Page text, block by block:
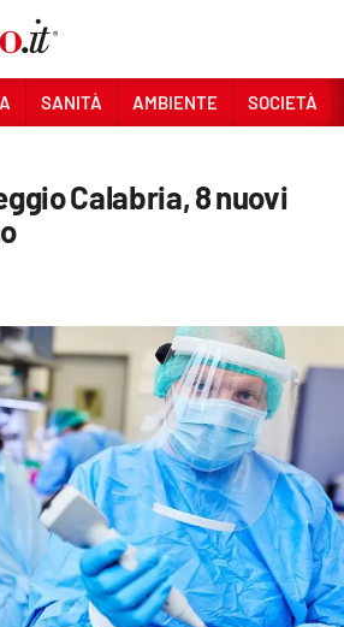
SANITÀ AMBIENTE SOCIETÀ
Calabria, 8 nuovi